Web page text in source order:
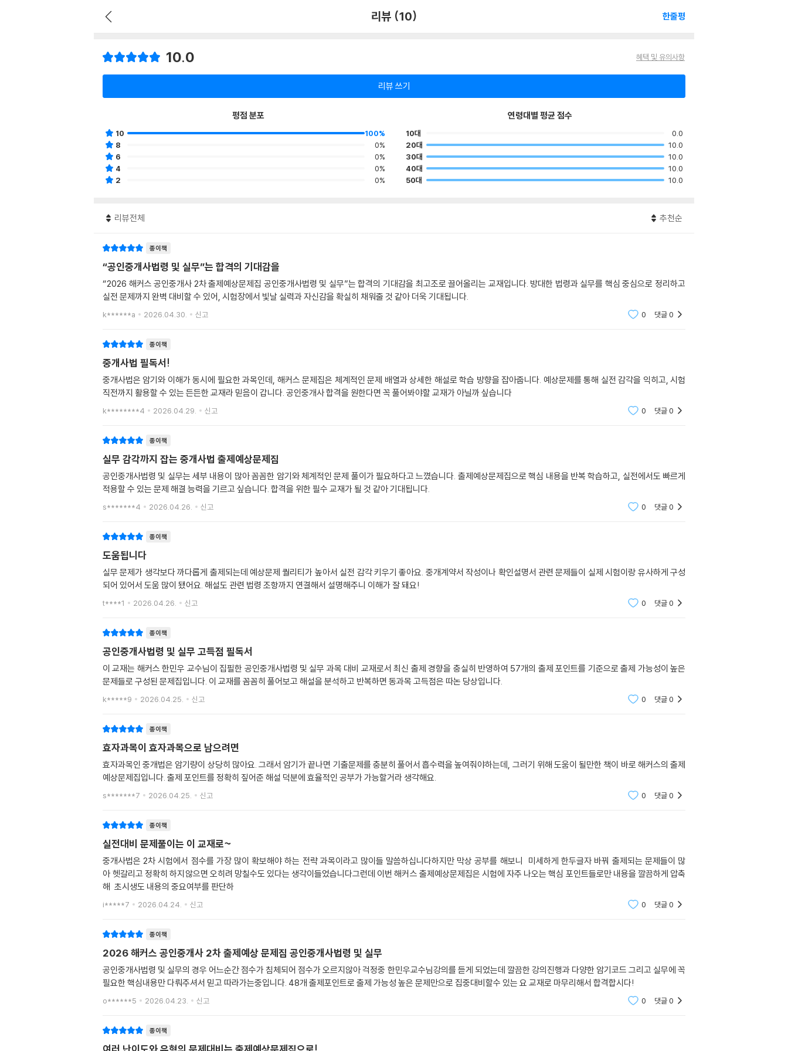
리뷰 (10) 한줄평
10.0 혜택 및 유의사항
리뷰 쓰기
평점 분포
10
100%
8
0%
6
0%
4
0%
2
0%
연령대별 평균 점수
10대
0.0
20대
10.0
30대
10.0
40대
10.0
50대
10.0
리뷰전체 추천순
종이책
“공인중개사법령 및 실무”는 합격의 기대감을
“2026 해커스 공인중개사 2차 출제예상문제집 공인중개사법령 및 실무”는 합격의 기대감을 최고조로 끌어올리는 교재입니다. 방대한 법령과 실무를 핵심 중심으로 정리하고
실전 문제까지 완벽 대비할 수 있어, 시험장에서 빛날 실력과 자신감을 확실히 채워줄 것 같아 더욱 기대됩니다.
k******a 2026.04.30. 신고 0 댓글0
종이책
중개사법 필독서!
중개사법은 암기와 이해가 동시에 필요한 과목인데, 해커스 문제집은 체계적인 문제 배열과 상세한 해설로 학습 방향을 잡아줍니다. 예상문제를 통해 실전 감각을 익히고, 시험
직전까지 활용할 수 있는 든든한 교재라 믿음이 갑니다. 공인중개사 합격을 원한다면 꼭 풀어봐야할 교재가 아닐까 싶습니다
k********4 2026.04.29. 신고 0 댓글0
종이책
실무 감각까지 잡는 중개사법 출제예상문제집
공인중개사법령 및 실무는 세부 내용이 많아 꼼꼼한 암기와 체계적인 문제 풀이가 필요하다고 느꼈습니다. 출제예상문제집으로 핵심 내용을 반복 학습하고, 실전에서도 빠르게
적용할 수 있는 문제 해결 능력을 기르고 싶습니다. 합격을 위한 필수 교재가 될 것 같아 기대됩니다.
s*******4 2026.04.26. 신고 0 댓글0
종이책
도움됩니다
실무 문제가 생각보다 까다롭게 출제되는데 예상문제 퀄리티가 높아서 실전 감각 키우기 좋아요. 중개계약서 작성이나 확인설명서 관련 문제들이 실제 시험이랑 유사하게 구성
되어 있어서 도움 많이 됐어요. 해설도 관련 법령 조항까지 연결해서 설명해주니 이해가 잘 돼요!
t****1 2026.04.26. 신고 0 댓글0
종이책
공인중개사법령 및 실무 고득점 필독서
이 교재는 해커스 한민우 교수님이 집필한 공인중개사법령 및 실무 과목 대비 교재로서 최신 출제 경향을 충실히 반영하여 57개의 출제 포인트를 기준으로 출제 가능성이 높은
문제들로 구성된 문제집입니다. 이 교재를 꼼꼼히 풀어보고 해설을 분석하고 반복하면 동과목 고득점은 따논 당상입니다.
k*****9 2026.04.25. 신고 0 댓글0
종이책
효자과목이 효자과목으로 남으려면
효자과목인 중개법은 암기량이 상당히 많아요. 그래서 암기가 끝나면 기출문제를 충분히 풀어서 흡수력을 높여줘야하는데, 그러기 위해 도움이 될만한 책이 바로 해커스의 출제
예상문제집입니다. 출제 포인트를 정확히 짚어준 해설 덕분에 효율적인 공부가 가능할거라 생각해요.
s*******7 2026.04.25. 신고 0 댓글0
종이책
실전대비 문제풀이는 이 교재로~
중개사법은 2차 시험에서 점수를 가장 많이 확보해야 하는 전략 과목이라고 많이들 말씀하십니다하지만 막상 공부를 해보니 미세하게 한두글자 바꿔 출제되는 문제들이 많
아 헷갈리고 정확히 하지않으면 오히려 망칠수도 있다는 생각이들었습니다그런데 이번 해커스 출제예상문제집은 시험에 자주 나오는 핵심 포인트들로만 내용을 깔끔하게 압축
해 초시생도 내용의 중요여부를 판단하
i*****7 2026.04.24. 신고 0 댓글0
종이책
2026 해커스 공인중개사 2차 출제예상 문제집 공인중개사법령 및 실무
공인중개사법령 및 실무의 경우 어느순간 점수가 침체되어 점수가 오르지않아 걱정중 한민우교수님강의를 듣게 되었는데 깔끔한 강의진행과 다양한 암기코드 그리고 실무에 꼭
필요한 핵심내용만 다뤄주셔서 믿고 따라가는중입니다. 48개 출제포인트로 출제 가능성 높은 문제만으로 집중대비할수 있는 요 교재로 마무리해서 합격합시다!
o******5 2026.04.23. 신고 0 댓글0
종이책